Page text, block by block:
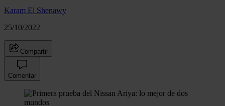
Karam El Shenawy
25/10/2022
Compartir
Comentar